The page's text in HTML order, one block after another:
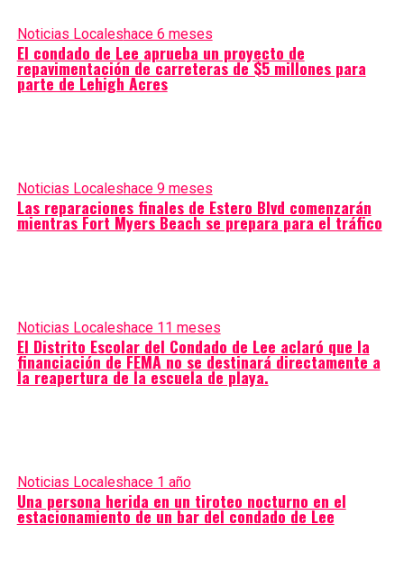
Noticias Localeshace 6 meses
El condado de Lee aprueba un proyecto de
repavimentación de carreteras de $5 millones para
parte de Lehigh Acres
Noticias Localeshace 9 meses
Las reparaciones finales de Estero Blvd comenzarán
mientras Fort Myers Beach se prepara para el tráfico
Noticias Localeshace 11 meses
El Distrito Escolar del Condado de Lee aclaró que la
financiación de FEMA no se destinará directamente a
la reapertura de la escuela de playa.
Noticias Localeshace 1 año
Una persona herida en un tiroteo nocturno en el
estacionamiento de un bar del condado de Lee